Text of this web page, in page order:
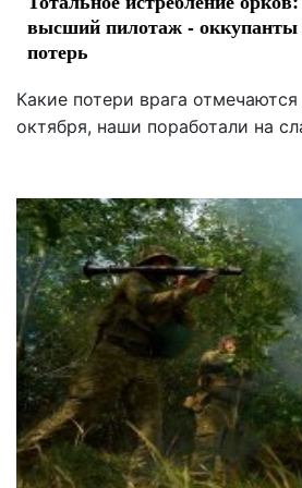
высший пилотаж - оккупанты
потерь
Какие потери врага
октября, наши поработали на